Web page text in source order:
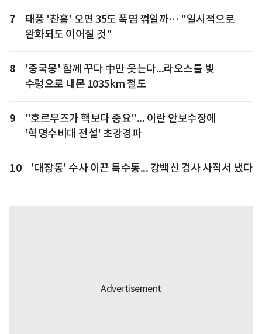
7
태풍 '찬홈' 오면 35도 폭염 꺾일까… "일시적으로
완화되도 이어질 것"
8
'중국몽' 함께 꾸다 中만 웃는다...라오스를 빚
수렁으로 내몬 1035km 철도
9
"호르무즈가 핵보다 중요"... 이란 안보수장에
'혁명수비대 전설' 초강경파
10 '대장동' 수사 이끈 특수통... 강백신 검사 사직서 냈다